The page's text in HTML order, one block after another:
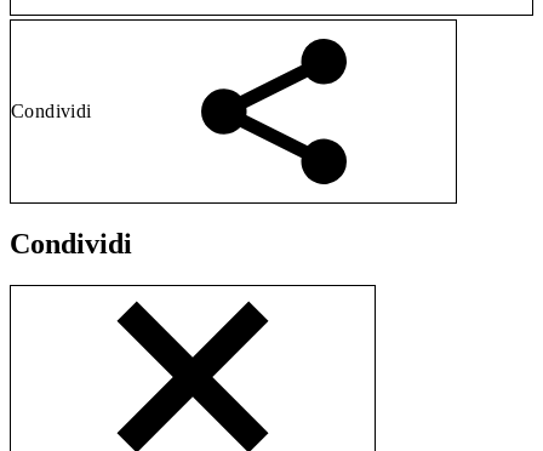
Condividi
Condividi